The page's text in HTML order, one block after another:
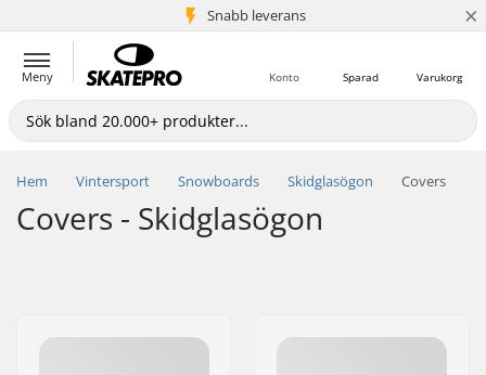
Snabb leverans
5+ milj. kunder ×
Meny Varukorg
Sparad
Konto
Hem Vintersport Snowboards Skidglasögon Covers
Covers - Skidglasögon